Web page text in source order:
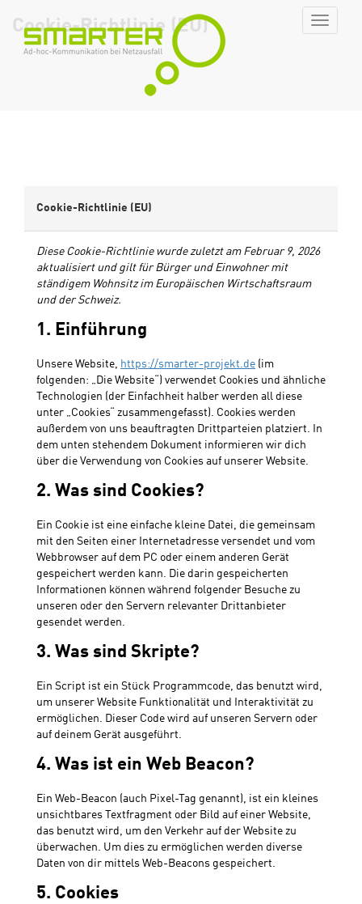
Cookie-Richtlinie (EU)
Cookie-Richtlinie (EU)
Diese Cookie-Richtlinie wurde zuletzt am Februar 9, 2026
aktualisiert und gilt für Bürger und Einwohner mit
ständigem Wohnsitz im Europäischen Wirtschaftsraum
und der Schweiz.
1. Einführung
Unsere Website, https://smarter-projekt.de (im
folgenden: „Die Website“) verwendet Cookies und ähnliche
Technologien (der Einfachheit halber werden all diese
unter „Cookies“ zusammengefasst). Cookies werden
außerdem von uns beauftragten Drittparteien platziert. In
dem unten stehendem Dokument informieren wir dich
über die Verwendung von Cookies auf unserer Website.
2. Was sind Cookies?
Ein Cookie ist eine einfache kleine Datei, die gemeinsam
mit den Seiten einer Internetadresse versendet und vom
Webbrowser auf dem PC oder einem anderen Gerät
gespeichert werden kann. Die darin gespeicherten
Informationen können während folgender Besuche zu
unseren oder den Servern relevanter Drittanbieter
gesendet werden.
3. Was sind Skripte?
Ein Script ist ein Stück Programmcode, das benutzt wird,
um unserer Website Funktionalität und Interaktivität zu
ermöglichen. Dieser Code wird auf unseren Servern oder
auf deinem Gerät ausgeführt.
4. Was ist ein Web Beacon?
Ein Web-Beacon (auch Pixel-Tag genannt), ist ein kleines
unsichtbares Textfragment oder Bild auf einer Website,
das benutzt wird, um den Verkehr auf der Website zu
überwachen. Um dies zu ermöglichen werden diverse
Daten von dir mittels Web-Beacons gespeichert.
5. Cookies